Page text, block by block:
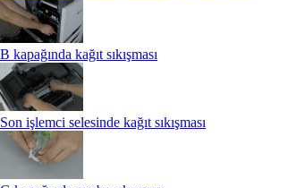
B kapağında kağıt sıkışması
Son işlemci selesinde kağıt sıkışması